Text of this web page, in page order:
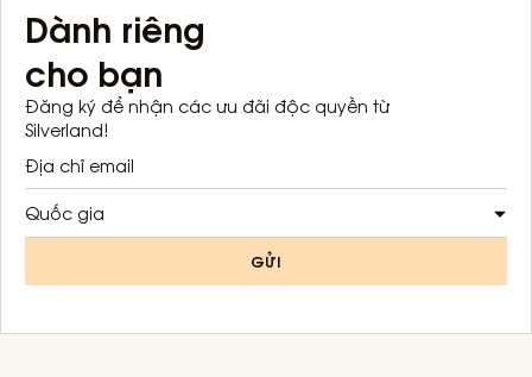
Dành riêng
cho bạn
Đăng ký để nhận các ưu đãi độc quyền từ
Silverland!
Quốc gia
GỬI